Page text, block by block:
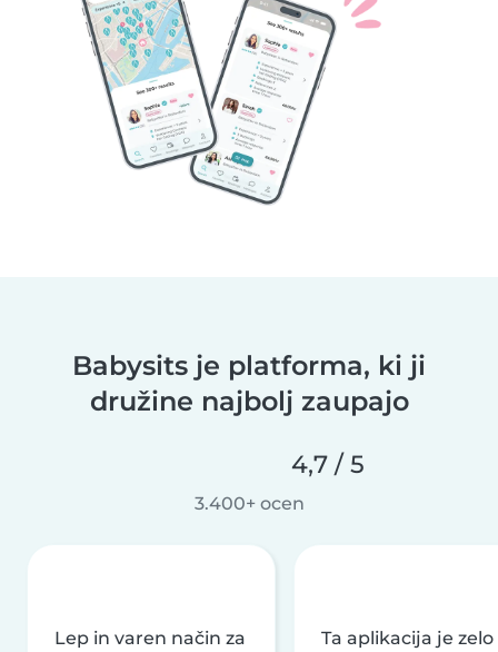
Babysits je platforma, ki ji
družine najbolj zaupajo
4,7 / 5
3.400+ ocen
Lep in varen način za
Ta aplikacija je zelo